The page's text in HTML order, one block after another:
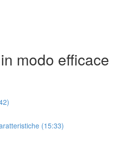
modo efficace
(15:33)